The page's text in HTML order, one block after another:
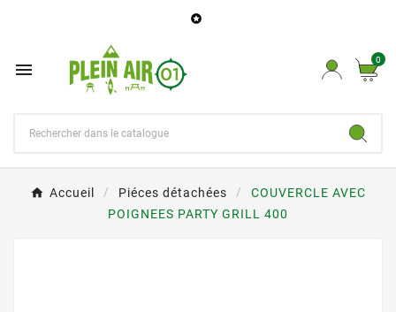

 0
Accueil Piéces détachées
COUVERCLE AVEC
POIGNEES PARTY GRILL 400